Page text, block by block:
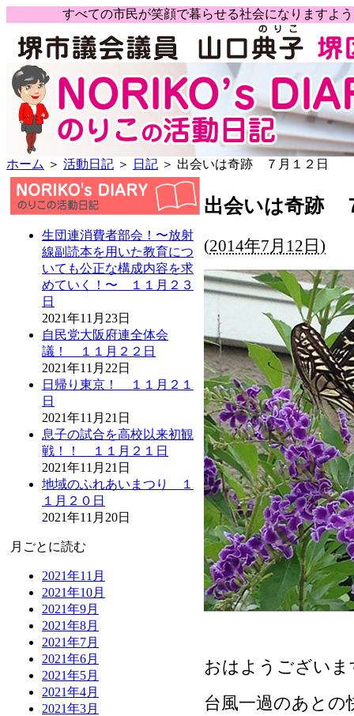
すべての市民が笑顔で暮らせる社会になります
ホーム ＞ 活動日記 ＞ 日記 ＞ 出会いは奇跡 ７月１２日
生団連消費者部会！〜放射
線副読本を用いた教育につ
いても公正な構成内容を求
めていく！〜 １１月２３
日
2021年11月23日
自民党大阪府連全体会
議！ １１月２２日
2021年11月22日
日帰り東京！ １１月２１
日
2021年11月21日
息子の試合を高校以来初観
戦！！ １１月２１日
2021年11月21日
地域のふれあいまつり １
１月２０日
2021年11月20日
月ごとに読む
2021年11月
2021年10月
2021年9月
2021年8月
2021年7月
2021年6月
2021年5月
2021年4月
2021年3月
出会いは奇跡
(2014年7月12日)
おはようございま
台風一過のあとの